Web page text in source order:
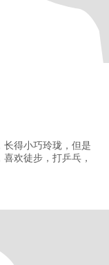
得小巧玲珑，但是
欢徒步，打乒乓，